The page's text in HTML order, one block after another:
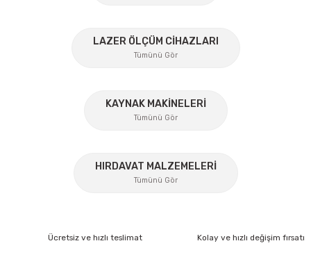
Gönder
LAZER ÖLÇÜM CİHAZLARI
Tümünü Gör
KAYNAK MAKİNELERİ
Tümünü Gör
HIRDAVAT MALZEMELERİ
Tümünü Gör
Ücretsiz ve hızlı teslimat Kolay ve hızlı değişim fırsatı